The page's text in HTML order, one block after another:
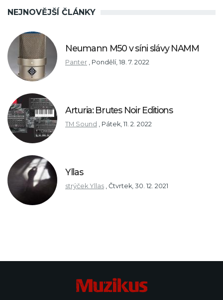
NEJNOVĚJŠÍ ČLÁNKY
Neumann M50 v síni slávy NAMM
Panter Pondělí, 18. 7. 2022
Arturia: Brutes Noir Editions
TM Sound Pátek, 11. 2. 2022
Yllas
strýček Yllas Čtvrtek, 30. 12. 2021